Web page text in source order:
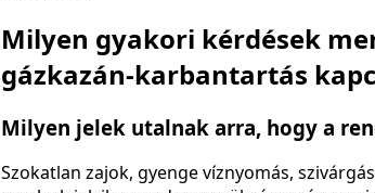
Milyen gyakori kérdések
gázkazán-karbantartás
Milyen jelek utalnak arra, hogy a
Szokatlan zajok, gyenge víznyomás,